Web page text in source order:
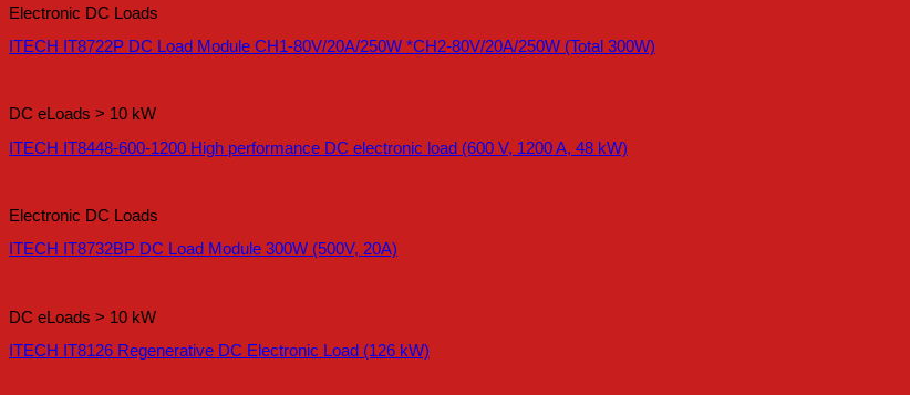
Electronic DC Loads
ITECH IT8722P DC Load Module CH1-80V/20A/250W *CH2-80V/20A/250W (Total 300W)
DC eLoads > 10 kW
ITECH IT8448-600-1200 High performance DC electronic load (600 V, 1200 A, 48 kW)
Electronic DC Loads
ITECH IT8732BP DC Load Module 300W (500V, 20A)
DC eLoads > 10 kW
ITECH IT8126 Regenerative DC Electronic Load (126 kW)